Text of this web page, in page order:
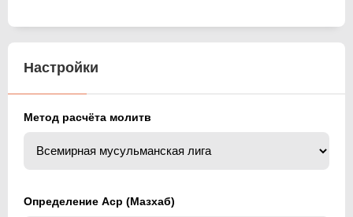
Настройки
Метод расчёта молитв
Определение Аср (Мазхаб)